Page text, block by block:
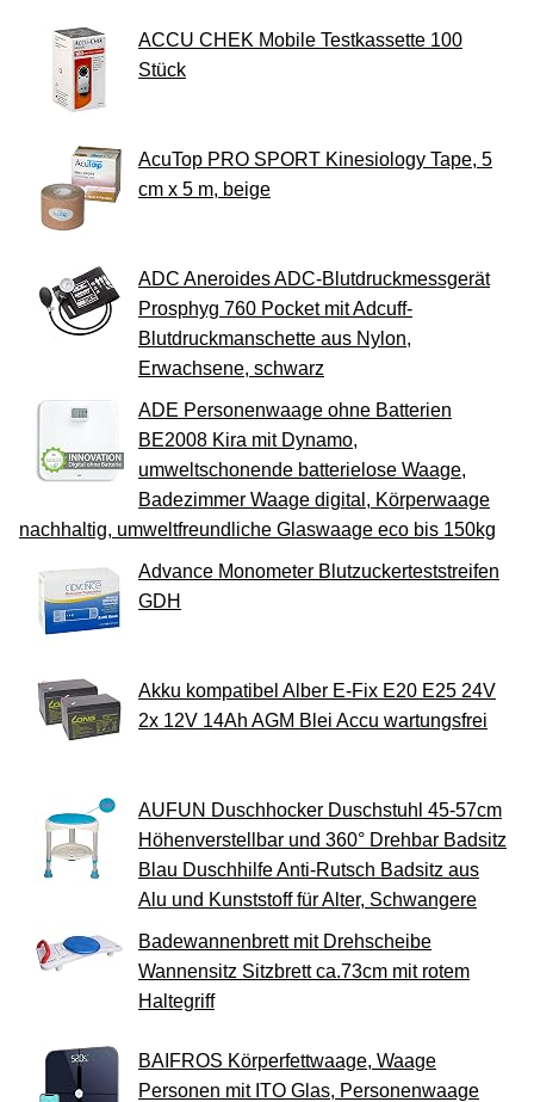
ACCU CHEK Mobile Testkassette 100
Stück
AcuTop PRO SPORT Kinesiology Tape, 5
cm x 5 m, beige
ADC Aneroides ADC-Blutdruckmessgerät
Prosphyg 760 Pocket mit Adcuff-
Blutdruckmanschette aus Nylon,
Erwachsene, schwarz
ADE Personenwaage ohne Batterien
BE2008 Kira mit Dynamo,
umweltschonende batterielose Waage,
Badezimmer Waage digital, Körperwaage
nachhaltig, umweltfreundliche Glaswaage eco bis 150kg
Advance Monometer Blutzuckerteststreifen
GDH
Akku kompatibel Alber E-Fix E20 E25 24V
2x 12V 14Ah AGM Blei Accu wartungsfrei
AUFUN Duschhocker Duschstuhl 45-57cm
Höhenverstellbar und 360° Drehbar Badsitz
Blau Duschhilfe Anti-Rutsch Badsitz aus
Alu und Kunststoff für Alter, Schwangere
Badewannenbrett mit Drehscheibe
Wannensitz Sitzbrett ca.73cm mit rotem
Haltegriff
BAIFROS Körperfettwaage, Waage
Personen mit ITO Glas, Personenwaage